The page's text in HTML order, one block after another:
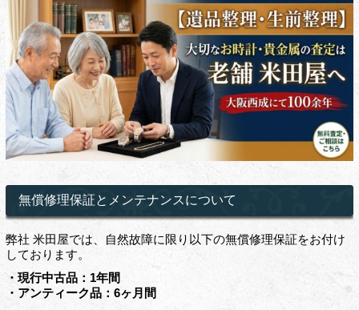
無償修理保証とメンテナンスについて
弊社 米田屋では、自然故障に限り以下の無償修理保証をお付け
しております。
・現行中古品：1年間
・アンティーク品：6ヶ月間